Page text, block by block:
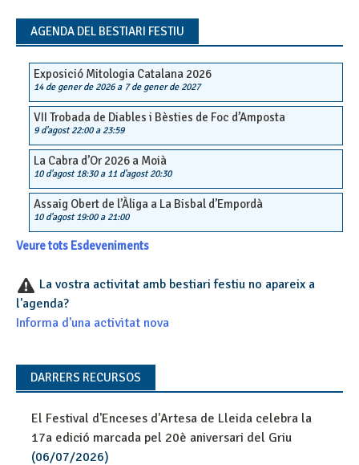
AGENDA DEL BESTIARI FESTIU
Exposició Mitologia Catalana 2026
14 de gener de 2026a 7 de gener de 2027
VII Trobada de Diables i Bèsties de Foc d’Amposta
9 d'agost 22:00a 23:59
La Cabra d’Or 2026 a Moià
10 d'agost 18:30a 11 d'agost 20:30
Assaig Obert de l’Àliga a La Bisbal d’Empordà
10 d'agost 19:00a 21:00
Veure tots Esdeveniments
La vostra activitat amb bestiari festiu no apareix a
l'agenda?
Informa d'una activitat nova
DARRERS RECURSOS
El Festival d'Enceses d'Artesa de Lleida celebra la
17a edició marcada pel 20è aniversari del Griu
(06/07/2026)